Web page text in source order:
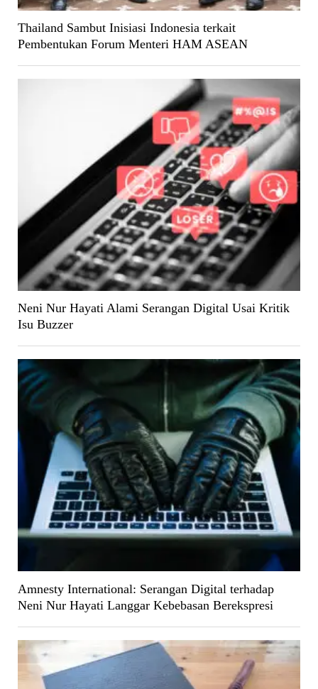
Thailand Sambut Inisiasi Indonesia terkait
Pembentukan Forum Menteri HAM ASEAN
Neni Nur Hayati Alami Serangan Digital Usai Kritik
Isu Buzzer
Amnesty International: Serangan Digital terhadap
Neni Nur Hayati Langgar Kebebasan Berekspresi